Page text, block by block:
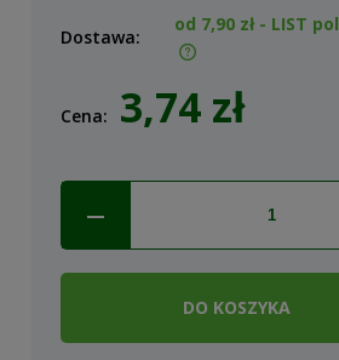
Dostawa:
od 7,90 zł - LIST
Cena: 3,74 zł
DO KOSZYKA